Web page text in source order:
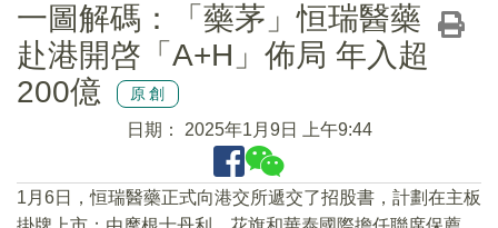
一圖解碼：「藥茅」恒瑞醫藥
赴港開啓「A+H」佈局 年入超
200億
原創
日期： 2025年1月9日 上午9:44
1月6日，恒瑞醫藥正式向港交所遞交了招股書，計劃在主板